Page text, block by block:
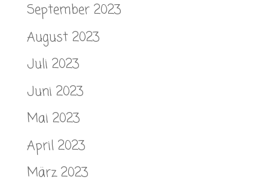
September 2023
August 2023
Juli 2023
Juni 2023
Mai 2023
April 2023
März 2023